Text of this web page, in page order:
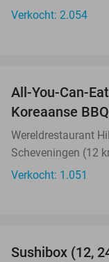
Verkocht: 2.054
All-You-Can-
Koreaanse
Wereldrestaurant
Scheveningen (12
Verkocht: 1.051
Sushibox (12,